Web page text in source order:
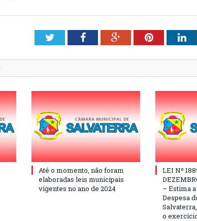
TwitterFacebookGoogle+Pinterest
Até o momento, não foram
elaboradas leis municipais
vigentes no ano de 2024
LEI Nº
– Estima
Despesa
o